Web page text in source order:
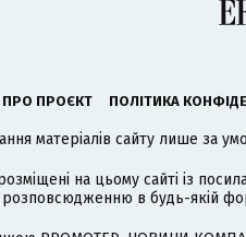
ПРО ПРОЄКТ ПОЛІТИКА
матеріалів сайту лише за
на цьому сайті із
розповсюдженню в будь-якій